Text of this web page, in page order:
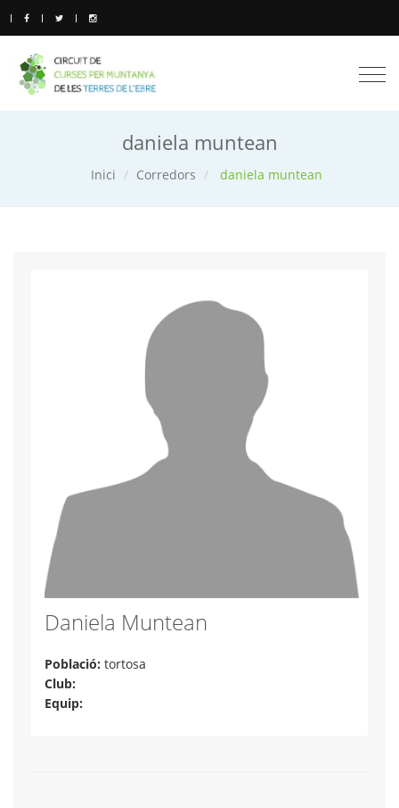
daniela muntean
Inici Corredors daniela muntean
Daniela Muntean
Població: tortosa
Club:
Equip: